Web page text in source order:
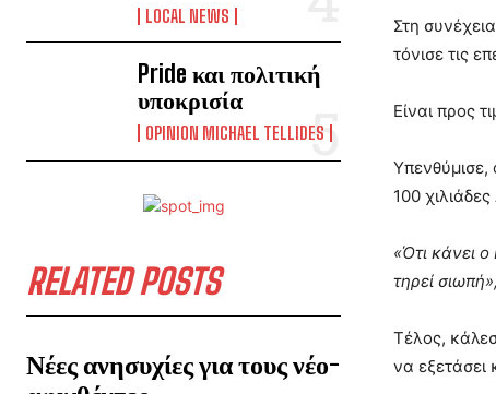
LOCAL NEWS
Pride και πολιτική
υποκρισία
OPINION MICHAEL TELLIDES
RELATED POSTS
Νέες ανησυχίες για τους νέο-
Στη
τόνισε τις
Είναι προς
Υπενθύμισε,
100
«Ότι κάνει
τηρεί σιωπή»,
Τέλος,
να εξετάσει